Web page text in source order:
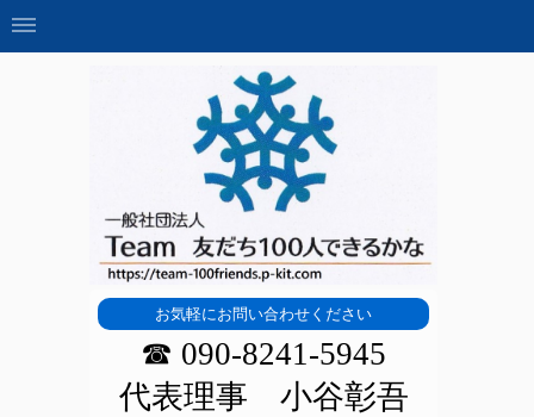
お気軽にお問い合わせください
☎ 090-8241-5945
代表理事 小谷彰吾